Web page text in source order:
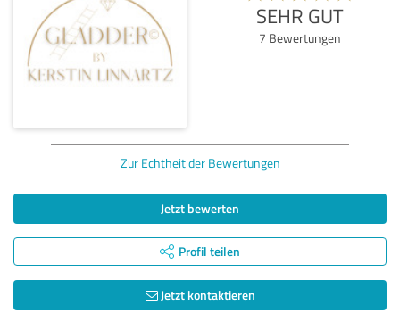
SEHR GUT
7 Bewertungen
Zur Echtheit der Bewertungen
Jetzt bewerten
Profil teilen
Jetzt kontaktieren